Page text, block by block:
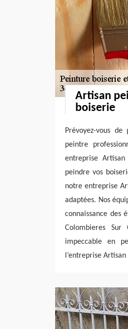
Artisan
boiserie
Prévoyez-vous
peintre
entreprise
peindre vos
notre entreprise
adaptées. Nos
connaissance des
Colombieres
impeccable en
l’entreprise